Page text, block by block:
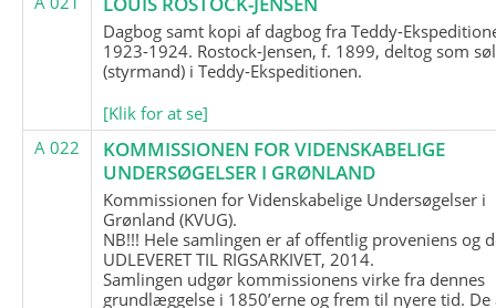
Dagbog samt kopi af dagbog fra Teddy-
1923-1924. Rostock-Jensen, f. 1899, deltog som
(styrmand) i Teddy-Ekspeditionen.
[Klik for at se]
A 022
KOMMISSIONEN FOR VIDENSKABELIGE
UNDERSØGELSER I GRØNLAND
Kommissionen for Videnskabelige Undersøgelser i
Grønland (KVUG).
NB!!! Hele samlingen er af offentlig proveniens og
UDLEVERET TIL RIGSARKIVET, 2014.
Samlingen udgør kommissionens virke fra dennes
grundlæggelse i 1850’erne og frem til nyere tid.